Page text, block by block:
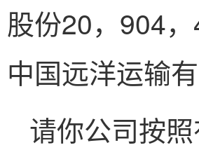
股份20，904
中国远洋运输
请你公司按